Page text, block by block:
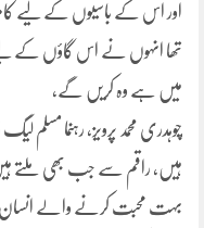
اور اس کے باسیوں کے لیے
تھا انہوں نے اس گاؤں کے لیے
میں ہے وہ کریں گے،
چوہدری محمد پرویز، رہنما
ہیں، راقم سے جب بھی ملتے
بہت محبت کرنے والے انسان